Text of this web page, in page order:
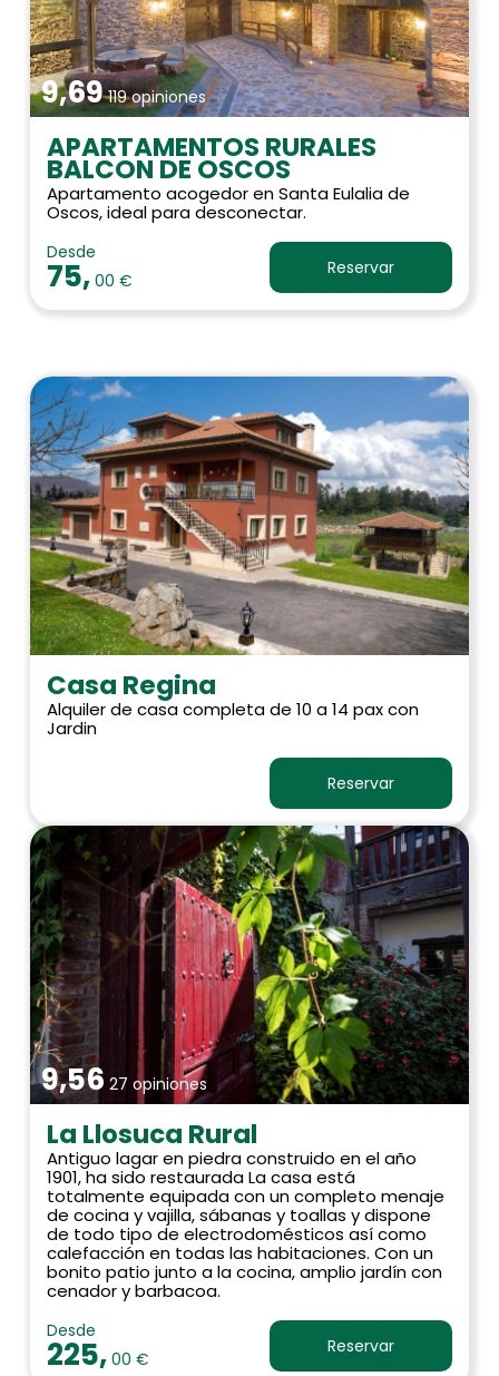
9,69119 opiniones
APARTAMENTOS RURALES
BALCON DE OSCOS
Apartamento acogedor en Santa Eulalia de
Oscos, ideal para desconectar.
Desde
75, 00 €
Reservar
Casa Regina
Alquiler de casa completa de 10 a 14 pax con
Jardin
Reservar
9,56 27 opiniones
La Llosuca Rural
Antiguo lagar en piedra construido en el año
1901, ha sido restaurada La casa está
totalmente equipada con un completo menaje
de cocina y vajilla, sábanas y toallas y dispone
de todo tipo de electrodomésticos así como
calefacción en todas las habitaciones. Con un
bonito patio junto a la cocina, amplio jardín con
cenador y barbacoa.
Desde
225, 00 €
Reservar